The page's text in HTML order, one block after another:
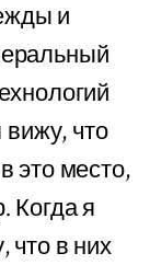
и
вижу, что
это место,
Когда я
что в них